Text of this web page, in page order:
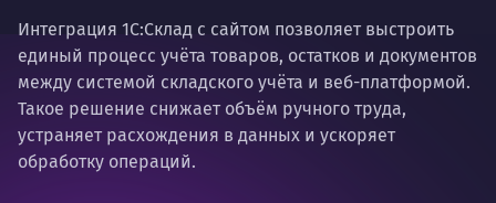
Интеграция 1С:Склад с сайтом позволяет выстроить
единый процесс учёта товаров, остатков и документов
между системой складского учёта и веб-платформой.
Такое решение снижает объём ручного труда,
устраняет расхождения в данных и ускоряет
обработку операций.